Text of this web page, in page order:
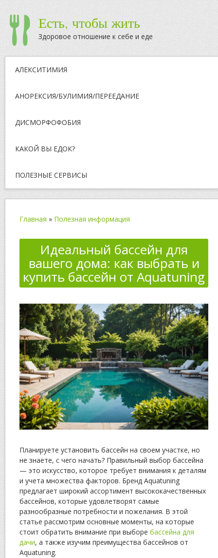
Есть, чтобы жить
Здоровое отношение к себе и еде
АЛЕКСИТИМИЯ
АНОРЕКСИЯ/БУЛИМИЯ/ПЕРЕЕДАНИЕ
ДИСМОРФОФОБИЯ
КАКОЙ ВЫ ЕДОК?
ПОЛЕЗНЫЕ СЕРВИСЫ
Главная » Полезная информация
Идеальный бассейн для
вашего дома: как выбрать и
купить бассейн от Aquatuning
Планируете установить бассейн на своем участке, но
не знаете, с чего начать? Правильный выбор бассейна
— это искусство, которое требует внимания к деталям
и учета множества факторов. Бренд Aquatuning
предлагает широкий ассортимент высококачественных
бассейнов, которые удовлетворят самые
разнообразные потребности и пожелания. В этой
статье рассмотрим основные моменты, на которые
стоит обратить внимание при выборе бассейна для
дачи, а также изучим преимущества бассейнов от
Aquatuning.